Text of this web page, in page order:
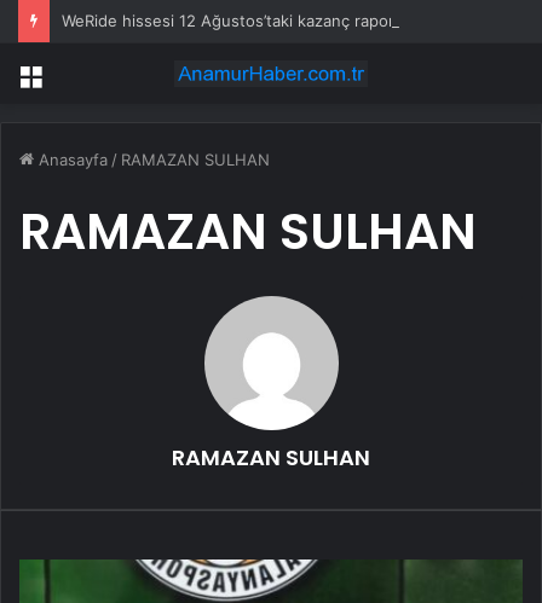
Menü
Anasayfa / RAMAZAN SULHAN
RAMAZAN SULHAN
RAMAZAN SULHAN